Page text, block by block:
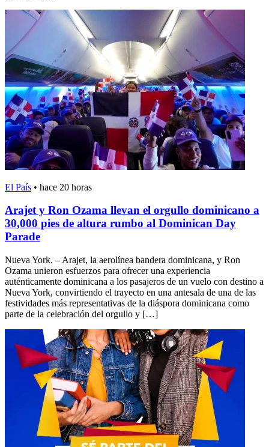
El País • hace 20 horas
Arajet y Ron Ozama llevan el orgullo dominicano a
30,000 pies de altura rumbo al Dominican Day
Parade
Nueva York. – Arajet, la aerolínea bandera dominicana, y Ron
Ozama unieron esfuerzos para ofrecer una experiencia
auténticamente dominicana a los pasajeros de un vuelo con destino a
Nueva York, convirtiendo el trayecto en una antesala de una de las
festividades más representativas de la diáspora dominicana como
parte de la celebración del orgullo y […]